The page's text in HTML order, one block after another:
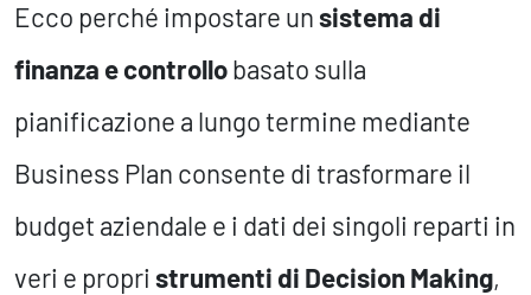
Ecco perché impostare unsistema di
finanza e controllobasato sulla
pianificazione a lungo termine mediante
Business Plan consente di trasformare il
budget aziendale e i dati dei singoli reparti in
veri e propri strumenti di Decision Making,